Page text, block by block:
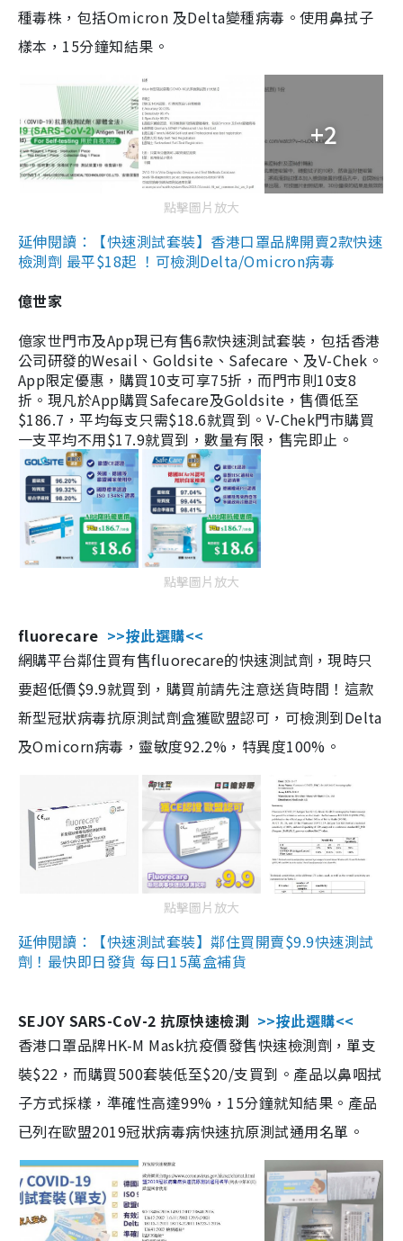
種毒株，包括Omicron 及Delta變種病毒。使用鼻拭子
樣本，15分鐘知結果。
+2
點擊圖片放大
延伸閱讀：【快速測試套裝】香港口罩品牌開賣2款快速
檢測劑 最平$18起 ！可檢測Delta/Omicron病毒
億世家
億家世門市及App現已有售6款快速測試套裝，包括香港
公司研發的Wesail、Goldsite、Safecare、及V-Chek。
App限定優惠，購買10支可享75折，而門市則10支8
折。現凡於App購買Safecare及Goldsite，售價低至
$186.7，平均每支只需$18.6就買到。V-Chek門市購買
一支平均不用$17.9就買到，數量有限，售完即止。
點擊圖片放大
fluorecare >>按此選購<<
網購平台鄰住買有售fluorecare的快速測試劑，現時只
要超低價$9.9就買到，購買前請先注意送貨時間！這款
新型冠狀病毒抗原測試劑盒獲歐盟認可，可檢測到Delta
及Omicorn病毒，靈敏度92.2%，特異度100%。
點擊圖片放大
延伸閱讀：【快速測試套裝】鄰住買開賣$9.9快速測試
劑！最快即日發貨 每日15萬盒補貨
SEJOY SARS-CoV-2 抗原快速檢測 >>按此選購<<
香港口罩品牌HK-M Mask抗疫價發售快速檢測劑，單支
裝$22，而購買500套裝低至$20/支買到。產品以鼻咽拭
子方式採樣，準確性高達99%，15分鐘就知結果。產品
已列在歐盟2019冠狀病毒病快速抗原測試通用名單。